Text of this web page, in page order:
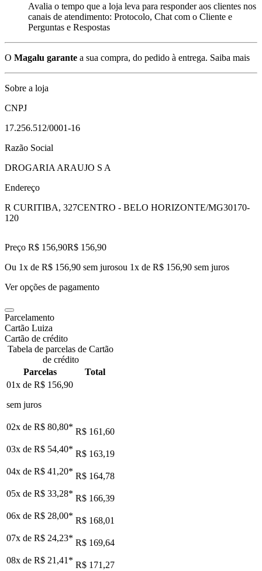
Avalia o tempo que a loja leva para responder aos clientes nos
canais de atendimento: Protocolo, Chat com o Cliente e
Perguntas e Respostas
O Magalu garante a sua compra, do pedido à entrega. Saiba mais
Sobre a loja
CNPJ
17.256.512/0001-16
Razão Social
DROGARIA ARAUJO S A
Endereço
R CURITIBA, 327CENTRO - BELO HORIZONTE/MG30170-
120
Preço R$ 156,90R$ 156,90
Ou 1x de R$ 156,90 sem jurosou 1x de R$ 156,90 sem juros
Ver opções de pagamento
Parcelamento
Cartão Luiza
Cartão de crédito
Tabela de parcelas de Cartão
de crédito
Parcelas
Total
01x de R$ 156,90
sem juros
02x de R$ 80,80* R$ 161,60
03x de R$ 54,40* R$ 163,19
04x de R$ 41,20* R$ 164,78
05x de R$ 33,28* R$ 166,39
06x de R$ 28,00* R$ 168,01
07x de R$ 24,23* R$ 169,64
08x de R$ 21,41 * R$ 171,27